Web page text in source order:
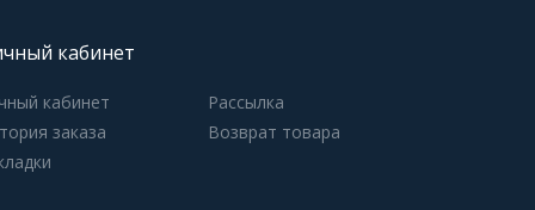
кабинет
кабинет
заказа
Рассылка
Возврат товара